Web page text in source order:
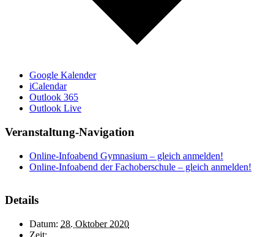
Google Kalender
iCalendar
Outlook 365
Outlook Live
Veranstaltung-Navigation
Online-Infoabend Gymnasium – gleich anmelden!
Online-Infoabend der Fachoberschule – gleich anmelden!
Details
Datum: 28. Oktober 2020